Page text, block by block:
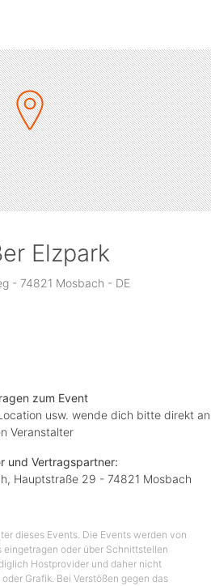
Elzpark
- 74821 Mosbach - DE
zum Event
usw. wende dich bitte direkt an
Veranstalter
und Vertragspartner:
Hauptstraße 29 - 74821 Mosbach
dieses Events. Die Events werden von
eingetragen oder über Schnittstellen
Hostprovider und daher nicht
Grafik. Bei Verstößen gegen das